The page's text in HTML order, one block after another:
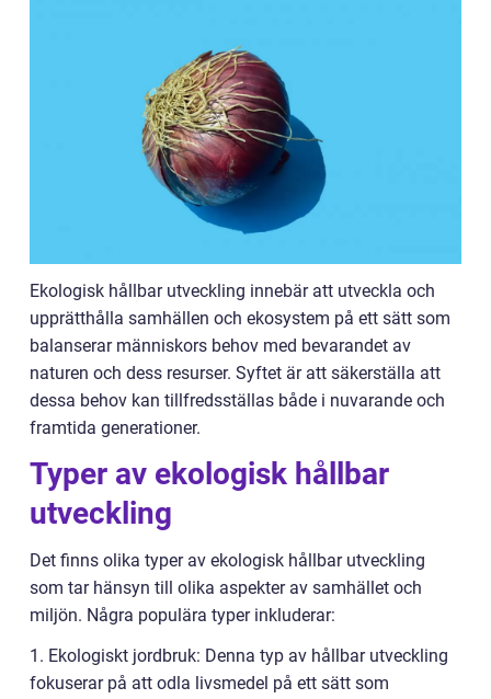
Ekologisk hållbar utveckling innebär att utveckla och
upprätthålla samhällen och ekosystem på ett sätt som
balanserar människors behov med bevarandet av
naturen och dess resurser. Syftet är att säkerställa att
dessa behov kan tillfredsställas både i nuvarande och
framtida generationer.
Typer av ekologisk hållbar
utveckling
Det finns olika typer av ekologisk hållbar utveckling
som tar hänsyn till olika aspekter av samhället och
miljön. Några populära typer inkluderar:
1. Ekologiskt jordbruk: Denna typ av hållbar utveckling
fokuserar på att odla livsmedel på ett sätt som